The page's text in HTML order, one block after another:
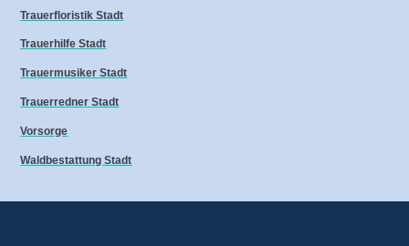
Trauerfloristik Stadt
Trauerhilfe Stadt
Trauermusiker Stadt
Trauerredner Stadt
Vorsorge
Waldbestattung Stadt